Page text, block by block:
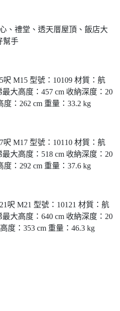
、禮堂、透天厝屋頂、飯店大
幫手
M15 型號：10109 材質：航
大高度：457 cm 收納深度：20
：262 cm 重量：33.2 kg
M17 型號：10110 材質：航
大高度：518 cm 收納深度：20
：292 cm 重量：37.6 kg
呎 M21 型號：10121 材質：航
大高度：640 cm 收納深度：20
度：353 cm 重量：46.3 kg